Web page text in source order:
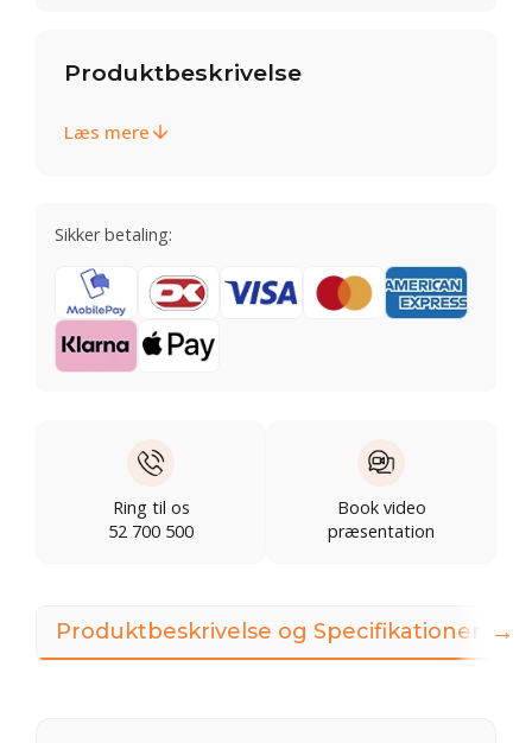
Produktbeskrivelse
Læs mere
Sikker betaling:
Ring til os
52 700 500
Book video
præsentation
Produktbeskrivelse og Specifikationer →